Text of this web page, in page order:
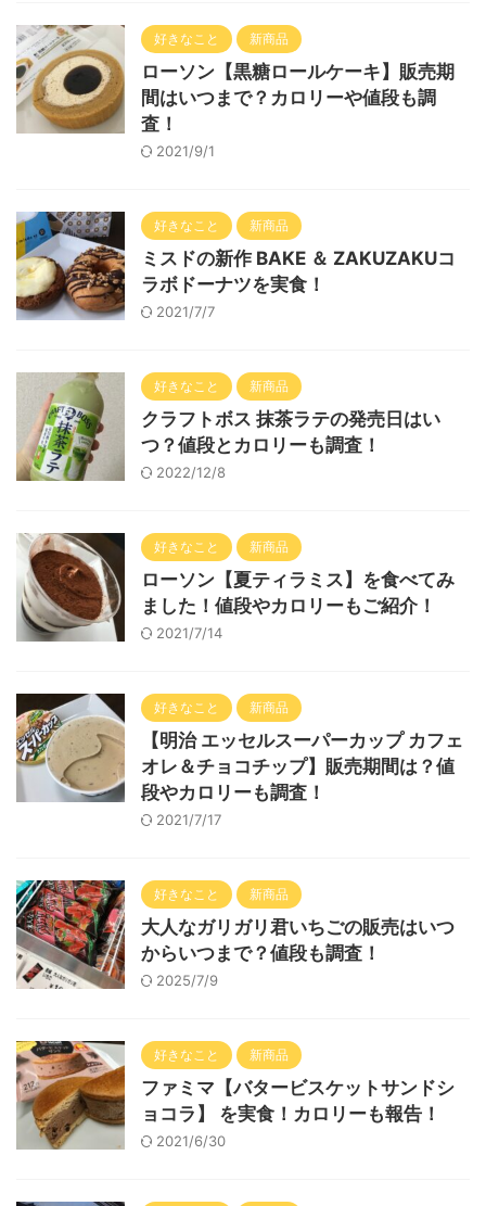
好きなこと 新商品
ローソン【黒糖ロールケーキ】販売期
間はいつまで？カロリーや値段も調
査！
2021/9/1
好きなこと 新商品
ミスドの新作 BAKE ＆ ZAKUZAKUコ
ラボドーナツを実食！
2021/7/7
好きなこと 新商品
クラフトボス 抹茶ラテの発売日はい
つ？値段とカロリーも調査！
2022/12/8
好きなこと 新商品
ローソン【夏ティラミス】を食べてみ
ました！値段やカロリーもご紹介！
2021/7/14
好きなこと 新商品
【明治 エッセルスーパーカップ カフェ
オレ＆チョコチップ】販売期間は？値
段やカロリーも調査！
2021/7/17
好きなこと 新商品
大人なガリガリ君いちごの販売はいつ
からいつまで？値段も調査！
2025/7/9
好きなこと 新商品
ファミマ【バタービスケットサンドシ
ョコラ】 を実食！カロリーも報告！
2021/6/30